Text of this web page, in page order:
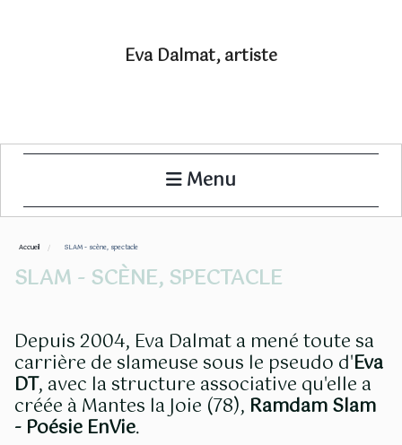
Eva Dalmat, artiste
Menu
Accueil SLAM - scène, spectacle
SLAM - SCÈNE, SPECTACLE
Depuis 2004, Eva Dalmat a mené toute sa
carrière de slameuse sous le pseudo d'Eva
DT, avec la structure associative qu'elle a
créée à Mantes la Joie (78), Ramdam Slam
- Poésie EnVie.